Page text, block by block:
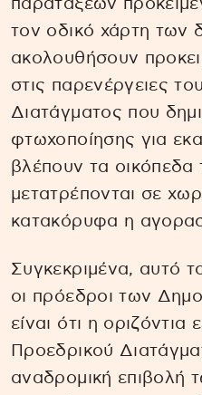
παρατάξεων
τον οδικό χάρτη των
ακολουθήσουν
στις παρενέργειες
Διατάγματος που
φτωχοποίησης για
βλέπουν τα οικόπεδα
μετατρέπονται σε
κατακόρυφα η
Συγκεκριμένα, αυτό
οι πρόεδροι των
είναι ότι η
Προεδρικού
αναδρομική επιβολή